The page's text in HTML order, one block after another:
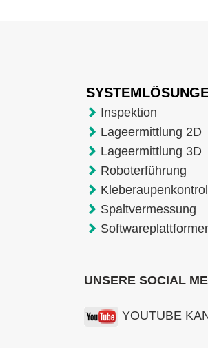
Inspektion
Lageermittlung 2D
Lageermittlung 3D
Roboterführung
Spaltvermessung
UNSERE SOCIAL
YOUTUBE